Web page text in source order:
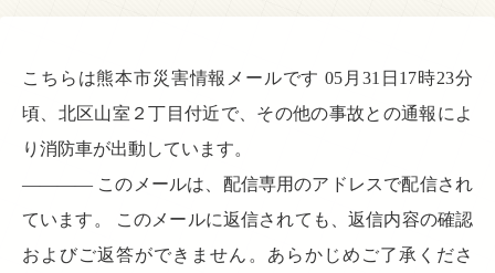
こちらは熊本市災害情報メールです 05月31日17時23分
頃、北区山室２丁目付近で、その他の事故との通報によ
り消防車が出動しています。
———— このメールは、配信専用のアドレスで配信され
ています。 このメールに返信されても、返信内容の確認
およびご返答ができません。あらかじめご了承くださ